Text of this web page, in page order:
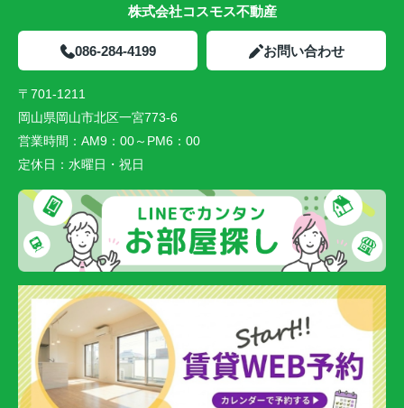
株式会社コスモス不動産
086-284-4199 お問い合わせ
〒701-1211
岡山県岡山市北区一宮773-6
営業時間： AM9：00～PM6：00
定休日： 水曜日・祝日